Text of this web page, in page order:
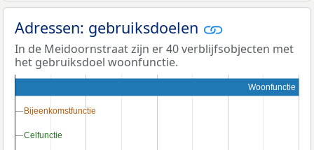
Adressen: gebruiksdoelen
In de Meidoornstraat zijn er 40 verblijfsobjecten met
het gebruiksdoel woonfunctie.
Woonfunctie
Bijeenkomstfunctie
Bijeenkomstfunctie
Celfunctie
Celfunctie